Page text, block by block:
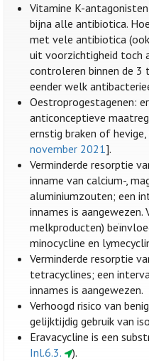
Vitamine K-
bijna alle antibiotica.
met vele antibiotica
uit voorzichtigheid toch
controleren binnen de
eender welk
Oestroprogestagenen:
anticonceptieve
ernstig braken of
november 2021].
Verminderde resorptie
inname van calcium-,
aluminiumzouten; een
innames is aangewezen.
melkproducten)
minocycline en
Verminderde resorptie
tetracyclines; een
innames is aangewezen.
Verhoogd risico van
gelijktijdig gebruik van
Eravacycline is een
Inl.6.3.
).